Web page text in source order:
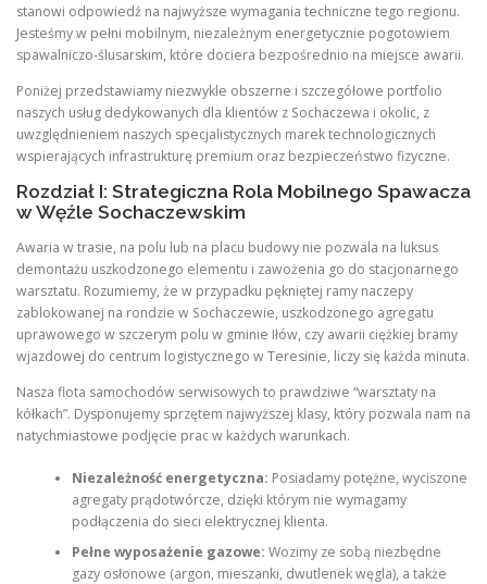
stanowi odpowiedź na najwyższe wymagania techniczne tego regionu.
Jesteśmy w pełni mobilnym, niezależnym energetycznie pogotowiem
spawalniczo-ślusarskim, które dociera bezpośrednio na miejsce awarii.
Poniżej przedstawiamy niezwykle obszerne i szczegółowe portfolio
naszych usług dedykowanych dla klientów z Sochaczewa i okolic, z
uwzględnieniem naszych specjalistycznych marek technologicznych
wspierających infrastrukturę premium oraz bezpieczeństwo fizyczne.
Rozdział I: Strategiczna Rola Mobilnego Spawacza
w Węźle Sochaczewskim
Awaria w trasie, na polu lub na placu budowy nie pozwala na luksus
demontażu uszkodzonego elementu i zawożenia go do stacjonarnego
warsztatu. Rozumiemy, że w przypadku pękniętej ramy naczepy
zablokowanej na rondzie w Sochaczewie, uszkodzonego agregatu
uprawowego w szczerym polu w gminie Iłów, czy awarii ciężkiej bramy
wjazdowej do centrum logistycznego w Teresinie, liczy się każda minuta.
Nasza flota samochodów serwisowych to prawdziwe “warsztaty na
kółkach”. Dysponujemy sprzętem najwyższej klasy, który pozwala nam na
natychmiastowe podjęcie prac w każdych warunkach.
Niezależność energetyczna: Posiadamy potężne, wyciszone
agregaty prądotwórcze, dzięki którym nie wymagamy
podłączenia do sieci elektrycznej klienta.
Pełne wyposażenie gazowe: Wozimy ze sobą niezbędne
gazy osłonowe (argon, mieszanki, dwutlenek węgla), a także